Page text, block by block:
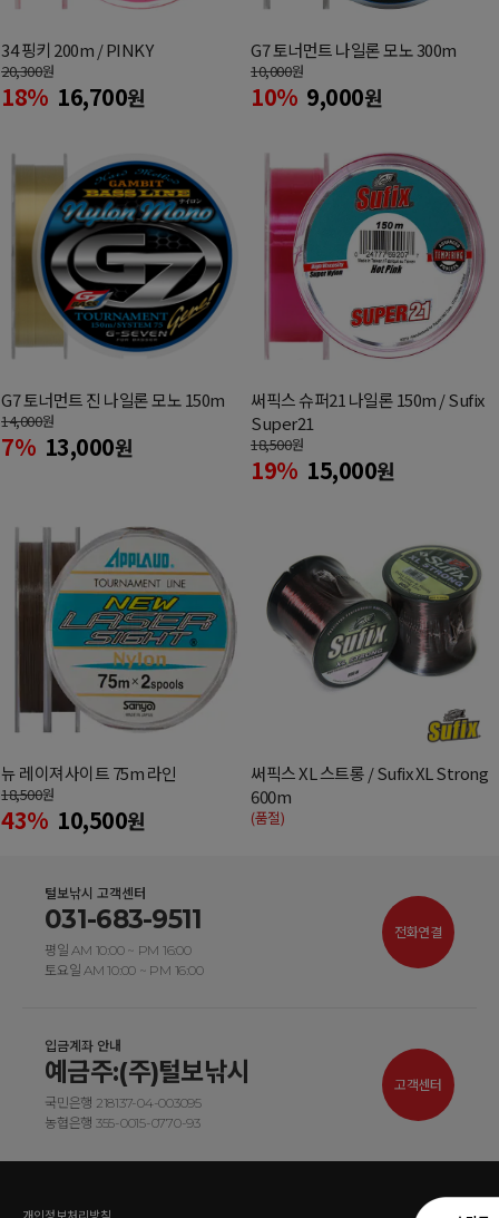
34 핑키 200m / PINKY
20,300원
18% 16,700원
G7 토너먼트 나일론 모노 300m
10,000원
10% 9,000원
G7 토너먼트 진 나일론 모노 150m
14,000원
7% 13,000원
써픽스 슈퍼21 나일론 150m / Sufix
Super21
18,500원
19% 15,000원
뉴 레이져사이트 75m 라인
18,500원
43% 10,500원
써픽스 XL 스트롱 / Sufix XL Strong
600m
(품절)
털보낚시 고객센터
031-683-9511
평일 AM 10:00 ~ PM 16:00
토요일 AM 10:00 ~ PM 16:00
전화연결
입금계좌 안내
예금주:(주)털보낚시
국민은행 218137-04-003095
농협은행 355-0015-0770-93
고객센터